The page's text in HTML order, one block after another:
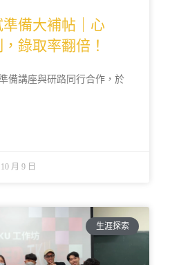
備大補帖｜心
錄取率翻倍！
備講座與研路同行合作，於
月 9 日
生涯探索